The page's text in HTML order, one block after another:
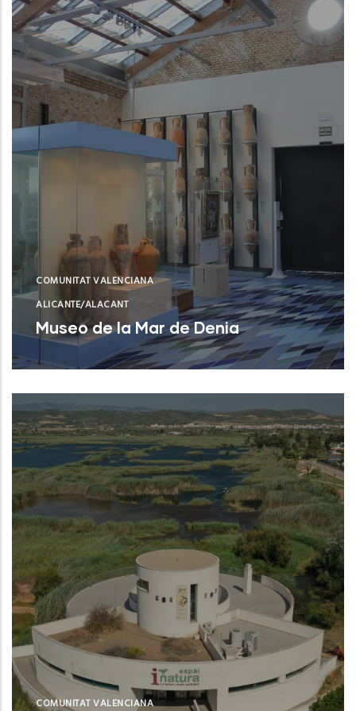
COMUNITAT VALENCIANA
ALICANTE/ALACANT
Museo de la Mar de Denia
Museo de la Mar de DeniaNUEVO
COMUNITAT VALENCIANA